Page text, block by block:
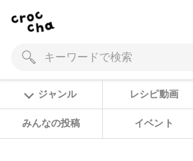
ジャンル レシピ動画
みんなの投稿 イベント